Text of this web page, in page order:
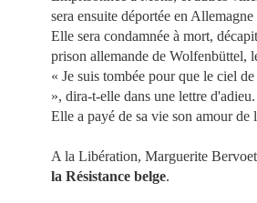
sera ensuite déportée en Allemagne
Elle sera condamnée à mort,
prison allemande de Wolfenbüttel,
« Je suis tombée pour que le ciel
», dira-t-elle dans une lettre d'adieu.
Elle a payé de sa vie son amour de
A la Libération, Marguerite
la Résistance belge.